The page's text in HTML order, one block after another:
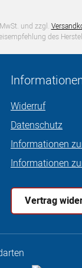
und zzgl.
des
Widerruf
Datenschutz
Informationen
Informationen
Vertrag